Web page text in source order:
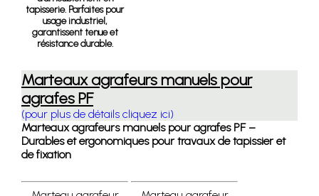
tapisserie. Parfaites pour
usage industriel,
garantissent tenue et
résistance durable.
Marteaux agrafeurs manuels pour
agrafes PF
(pour plus de détails cliquez ici)
Marteaux agrafeurs manuels pour agrafes PF –
Durables et ergonomiques pour travaux de tapissier et
de fixation